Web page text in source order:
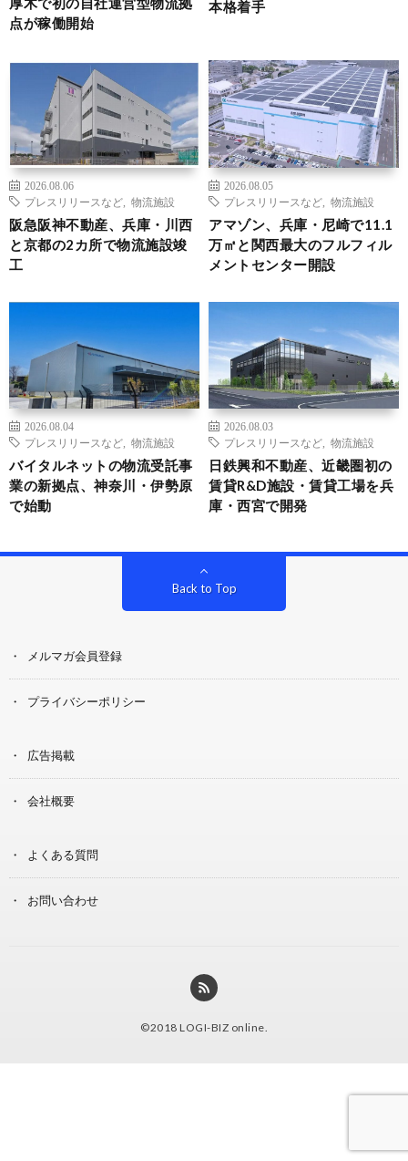
点が稼働開始
本格着手
2026.08.06
プレスリリースなど
物流施設
阪急阪神不動産、兵庫・川西
と京都の2カ所で物流施設竣
工
2026.08.05
プレスリリースなど
物流施設
アマゾン、兵庫・尼崎で11.1
万㎡と関西最大のフルフィル
メントセンター開設
2026.08.04
プレスリリースなど
物流施設
バイタルネットの物流受託事
業の新拠点、神奈川・伊勢原
で始動
2026.08.03
プレスリリースなど
物流施設
日鉄興和不動産、近畿圏初の
賃貸R&D施設・賃貸工場を兵
庫・西宮で開発
Back to Top
メルマガ会員登録
プライバシーポリシー
広告掲載
会社概要
よくある質問
お問い合わせ
©2018 LOGI-BIZ online.